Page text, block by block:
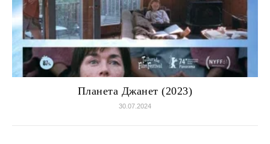
Планета Джанет (2023)
30.07.2024